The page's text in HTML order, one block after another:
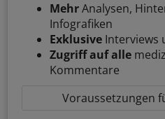
MehrAnalysen,
Infografiken
Exklusive Interviews
Zugriff auf alle
Kommentare
Voraussetzungen